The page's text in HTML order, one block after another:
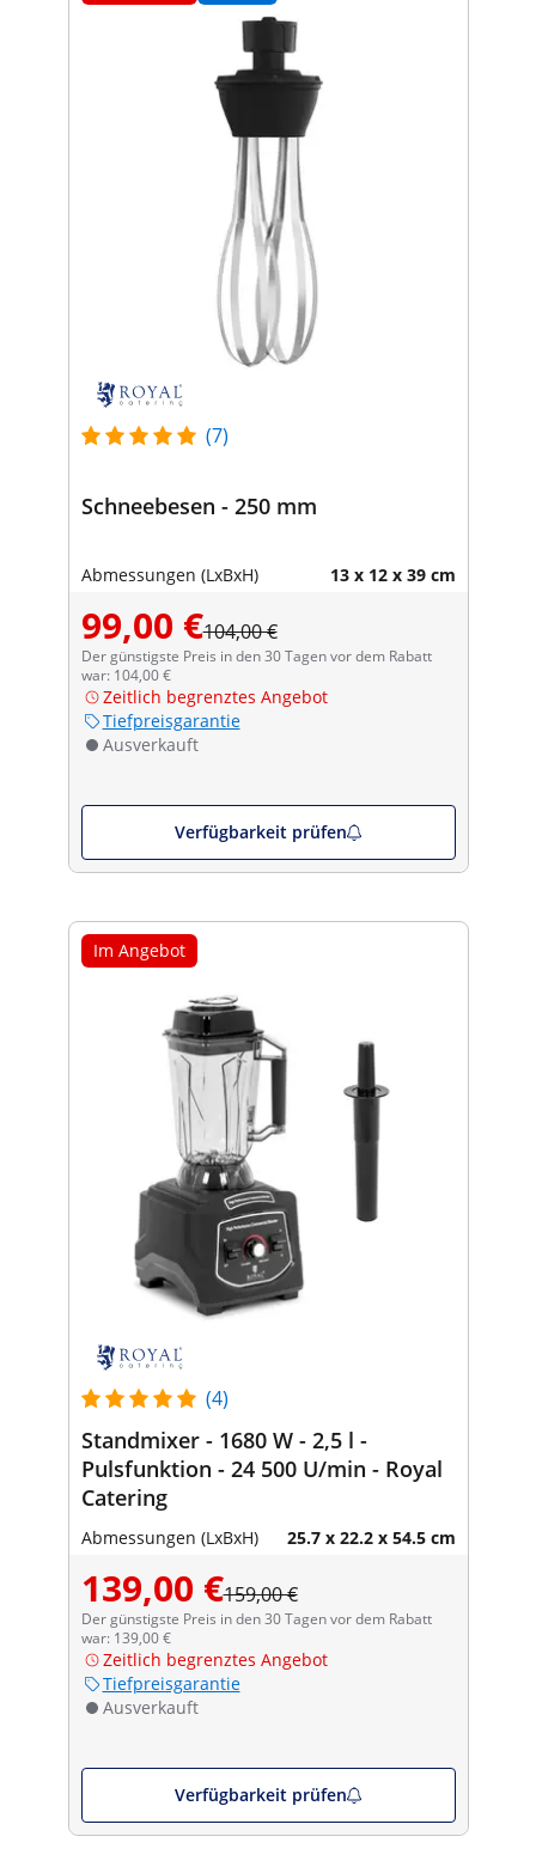
(7)
Schneebesen - 250 mm
Abmessungen (LxBxH) 13 x 12 x 39 cm
99,00 €104,00 €
Der günstigste Preis in den 30 Tagen vor dem Rabatt
war: 104,00 €
Zeitlich begrenztes Angebot
Tiefpreisgarantie
Ausverkauft
Verfügbarkeit prüfen
Im Angebot
(4)
Standmixer - 1680 W - 2,5 l -
Pulsfunktion - 24 500 U/min - Royal
Catering
Abmessungen (LxBxH) 25.7 x 22.2 x 54.5 cm
139,00 €159,00 €
Der günstigste Preis in den 30 Tagen vor dem Rabatt
war: 139,00 €
Zeitlich begrenztes Angebot
Tiefpreisgarantie
Ausverkauft
Verfügbarkeit prüfen